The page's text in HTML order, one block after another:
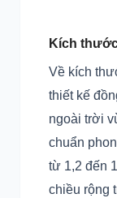
Kích
Về kích
thiết kế
ngoài trời
chuẩn
từ 1,2 đến
chiều rộng